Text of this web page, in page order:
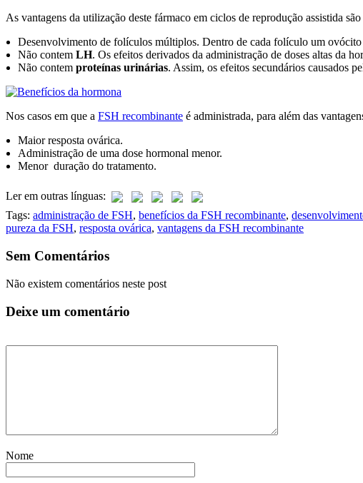
As vantagens da utilização deste fármaco em ciclos de reprodução assistida são
Desenvolvimento de folículos múltiplos. Dentro de cada folículo um
Não contem LH. Os efeitos derivados da administração de doses altas da
Não contem proteínas urinárias. Assim, os efeitos secundários causados
Nos casos em que a FSH recombinante é administrada, para além das
Maior resposta ovárica.
Administração de uma dose hormonal menor.
Menor duração do tratamento.
Ler em outras línguas:
Tags: administração de FSH, benefícios da FSH recombinante,
pureza da FSH, resposta ovárica, vantagens da FSH recombinante
Sem Comentários
Não existem comentários neste post
Deixe um comentário
Nome